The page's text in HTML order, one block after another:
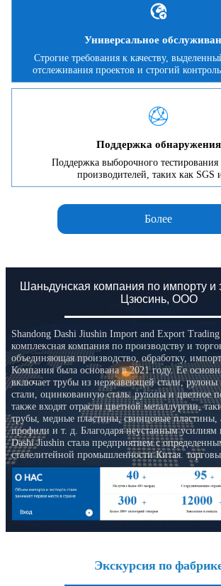

Универсальное
Строгие требования к качеству,
отслеживания проектов и строгий

Поддержка обнаружения
Поддержка выборочного тестирования
производителей, таких как SGS
Более
Шаньдунская компания по импорту и
Цзюсинь, ООО
Shandong Dashi Jiushin Import and Export
комплексная компания по производству и
объединяющая производство, обработку,
Компания была основана в 2021 году. Ее
включает трубы из нержавеющей стали,
стали, оцинкованную сталь. рулоны и цветное
также входят отрасли цветной металлургии,
трубы, медные пластины, свинцовые
профили и т. д. Благодаря неустанным усилиям
Dashi Jiushin стала предприятием с
сталелитейной промышленности Китая.
Экскурсия по